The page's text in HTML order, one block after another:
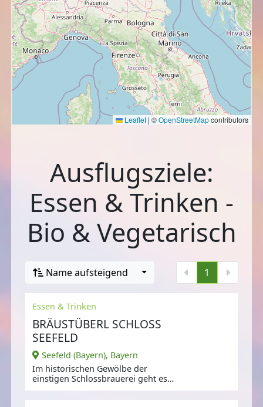
Leaflet | ©OpenStreetMapcontributors
Ausflugsziele:
Essen & Trinken -
Bio & Vegetarisch
Name aufsteigend 1
Essen & Trinken
BRÄUSTÜBERL SCHLOSS
SEEFELD
Seefeld (Bayern), Bayern
Im historischen Gewölbe der
einstigen Schlossbrauerei geht es